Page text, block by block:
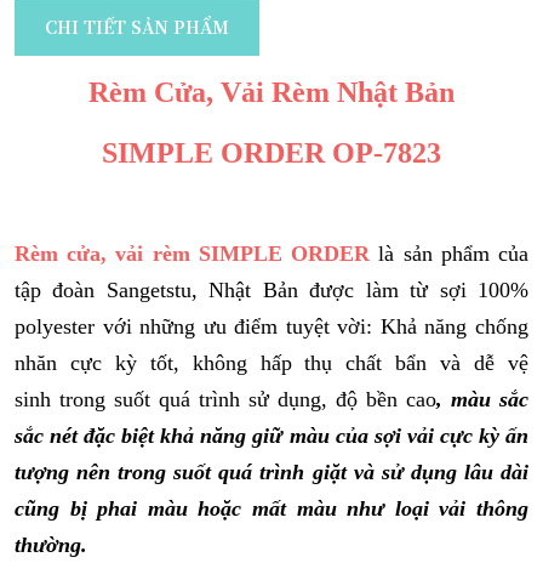
CHI TIẾT SẢN PHẨM
Rèm Cửa, Vải Rèm Nhật Bản
SIMPLE ORDER OP-7823
Rèm cửa, vải rèm SIMPLE ORDER là sản phẩm của
tập đoàn Sangetstu, Nhật Bản được làm từ sợi 100%
polyester với những ưu điểm tuyệt vời: Khả năng chống
nhăn cực kỳ tốt, không hấp thụ chất bẩn và dễ vệ
sinh trong suốt quá trình sử dụng, độ bền cao, màu sắc
sắc nét đặc biệt khả năng giữ màu của sợi vải cực kỳ ấn
tượng nên trong suốt quá trình giặt và sử dụng lâu dài
cũng bị phai màu hoặc mất màu như loại vải thông
thường.